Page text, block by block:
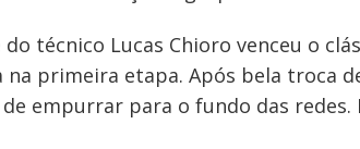
técnico Lucas Chioro venceu o
primeira etapa. Após bela troca
empurrar para o fundo das redes.